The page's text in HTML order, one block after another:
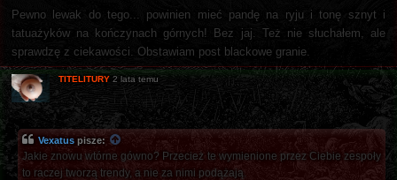
Pewno lewak do tego... powinien mieć pandę na ryju i tonę sznyt i
tatuażyków na kończynach górnych! Bez jaj. Też nie słuchałem, ale
sprawdzę z ciekawości. Obstawiam post blackowe granie.
TITELITURY 2 lata temu
Vexatus pisze:
Jakie znowu wtórne gówno? Przecież te wymienione przez Ciebie zespoły
to raczej tworzą trendy, a nie za nimi podążają.